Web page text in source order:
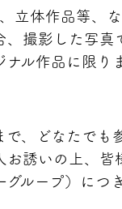
立体作品等、な
、撮影した写真
ル作品に限りま
、どなたでも
お誘いの上、皆
ループ）につ